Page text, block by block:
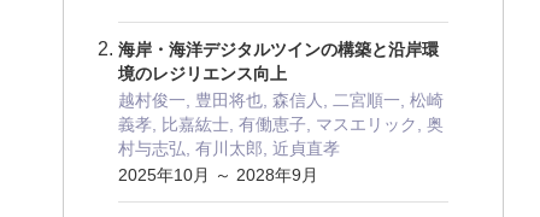
海岸・海洋デジタルツインの構築と沿岸環
境のレジリエンス向上
越村俊一, 豊田将也, 森信人, 二宮順一, 松崎
義孝, 比嘉紘士, 有働恵子, マスエリック, 奥
村与志弘, 有川太郎, 近貞直孝
2025年10月 ～ 2028年9月